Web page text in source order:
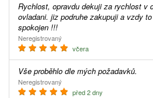
Rychlost, opravdu dekuji za rychlost v doruceni dalkoveho
ovladani. jiz podruhe zakupuji a vzdy
spokojen !!!
Neregistrovaný
včera
Vše proběhlo dle mých požadavků.
Neregistrovaný
před 2 dny